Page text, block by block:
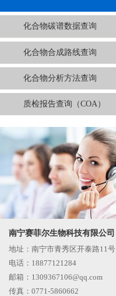
化合物碳谱数据查询
化合物合成路线查询
化合物分析方法查询
质检报告查询（COA）
南宁赛菲尔生物科技有限公司
地址：南宁市青秀区开泰路11号
电话：18877121284
邮箱：1309367106@qq.com
传真：0771-5860662